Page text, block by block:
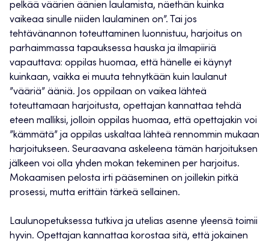
pelkää väärien äänien laulamista, näethän kuinka
vaikeaa sinulle niiden laulaminen on”. Tai jos
tehtävänannon toteuttaminen luonnistuu, harjoitus on
parhaimmassa tapauksessa hauska ja ilmapiiriä
vapauttava: oppilas huomaa, että hänelle ei käynyt
kuinkaan, vaikka ei muuta tehnytkään kuin laulanut
”vääriä” ääniä. Jos oppilaan on vaikea lähteä
toteuttamaan harjoitusta, opettajan kannattaa tehdä
eteen malliksi, jolloin oppilas huomaa, että opettajakin voi
”kämmätä” ja oppilas uskaltaa lähteä rennommin mukaan
harjoitukseen. Seuraavana askeleena tämän harjoituksen
jälkeen voi olla yhden mokan tekeminen per harjoitus.
Mokaamisen pelosta irti pääseminen on joillekin pitkä
prosessi, mutta erittäin tärkeä sellainen.
Laulunopetuksessa tutkiva ja utelias asenne yleensä toimii
hyvin. Opettajan kannattaa korostaa sitä, että jokainen